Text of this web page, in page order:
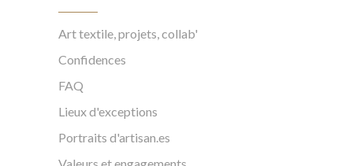
Art textile, projets, collab'
Confidences
FAQ
Lieux d'exceptions
Portraits d'artisan.es